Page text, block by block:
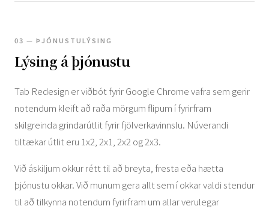
03 — ÞJÓNUSTULÝSING
Lýsing á þjónustu
Tab Redesign er viðbót fyrir Google Chrome vafra sem gerir
notendum kleift að raða mörgum flipum í fyrirfram
skilgreinda grindarútlit fyrir fjölverkavinnslu. Núverandi
tiltækar útlit eru 1x2, 2x1, 2x2 og 2x3.
Við áskiljum okkur rétt til að breyta, fresta eða hætta
þjónustu okkar. Við munum gera allt sem í okkar valdi stendur
til að tilkynna notendum fyrirfram um allar verulegar